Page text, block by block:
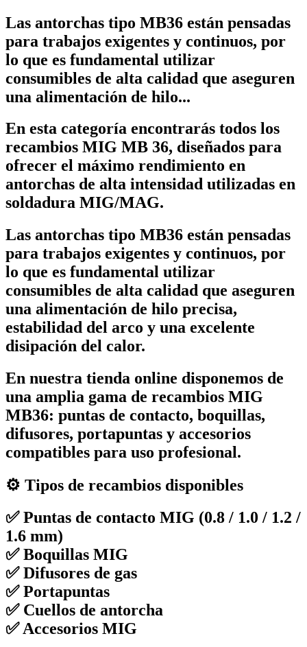
Las antorchas tipo MB36 están pensadas
para trabajos exigentes y continuos, por
lo que es fundamental utilizar
consumibles de alta calidad que aseguren
una alimentación de hilo...
En esta categoría encontrarás todos los
recambios MIG MB 36, diseñados para
ofrecer el máximo rendimiento en
antorchas de alta intensidad utilizadas en
soldadura MIG/MAG.
Las antorchas tipo MB36 están pensadas
para trabajos exigentes y continuos, por
lo que es fundamental utilizar
consumibles de alta calidad que aseguren
una alimentación de hilo precisa,
estabilidad del arco y una excelente
disipación del calor.
En nuestra tienda online disponemos de
una amplia gama de recambios MIG
MB36: puntas de contacto, boquillas,
difusores, portapuntas y accesorios
compatibles para uso profesional.
⚙️ Tipos de recambios disponibles
✅ Puntas de contacto MIG (0.8 / 1.0 / 1.2 /
1.6 mm)
✅ Boquillas MIG
✅ Difusores de gas
✅ Portapuntas
✅ Cuellos de antorcha
✅ Accesorios MIG